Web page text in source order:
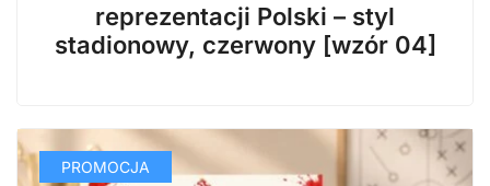
reprezentacji Polski – styl
stadionowy, czerwony [wzór 04]
PROMOCJA